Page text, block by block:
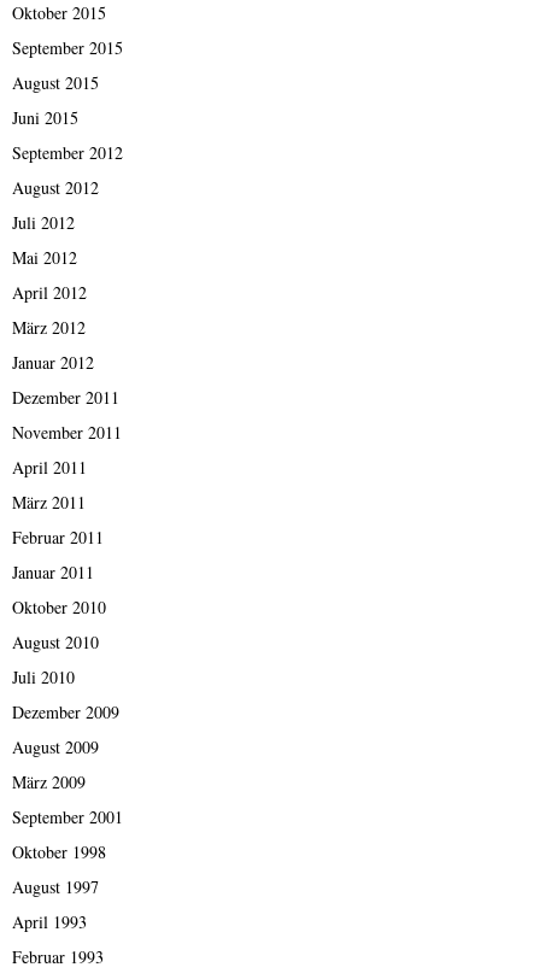
Oktober 2015
September 2015
August 2015
Juni 2015
September 2012
August 2012
Juli 2012
Mai 2012
April 2012
März 2012
Januar 2012
Dezember 2011
November 2011
April 2011
März 2011
Februar 2011
Januar 2011
Oktober 2010
August 2010
Juli 2010
Dezember 2009
August 2009
März 2009
September 2001
Oktober 1998
August 1997
April 1993
Februar 1993